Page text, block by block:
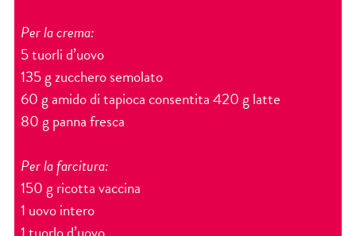
Per la crema:
5 tuorli d’uovo
135 g zucchero semolato
60 g amido di tapioca consentita 420 g latte
80 g panna fresca
Per la farcitura:
150 g ricotta vaccina
1 uovo intero